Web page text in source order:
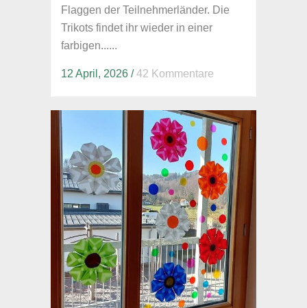
Flaggen der Teilnehmerländer. Die
Trikots findet ihr wieder in einer
farbigen......
12 April, 2026 /42 Kommentare